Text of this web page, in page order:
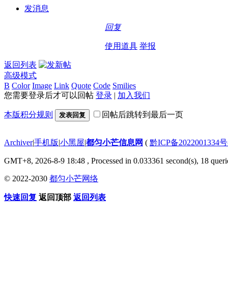
发消息
回复
使用道具 举报
返回列表
高级模式
B Color Image Link Quote Code Smilies
您需要登录后才可以回帖 登录 | 加入我们
本版积分规则 发表回复 回帖后跳转到最后一页
Archiver|手机版|小黑屋|都匀小芒信息网 ( 黔ICP备2022001334
GMT+8, 2026-8-9 18:48 , Processed in 0.033361 second(s), 18
© 2022-2030 都匀小芒网络
快速回复 返回顶部 返回列表